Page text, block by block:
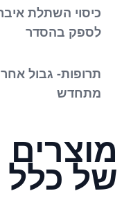
כיסוי השתלת
לספק בהסדר
תרופות- גבול
מתחדש
מוצרים
של כלל